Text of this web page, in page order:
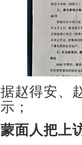
据赵得安、
示；
蒙面人把上